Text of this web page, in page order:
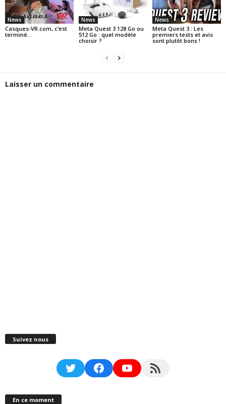
News
Casques-VR.com, c’est
terminé…
News
Meta Quest 3 128 Go ou
512 Go : quel modèle
choisir ?
News
Meta Quest 3 : Les
premiers tests et avis
sont plutôt bons !
Laisser un commentaire
Suivez nous
TwitterFacebookYouTubeRSS Feed
En ce moment